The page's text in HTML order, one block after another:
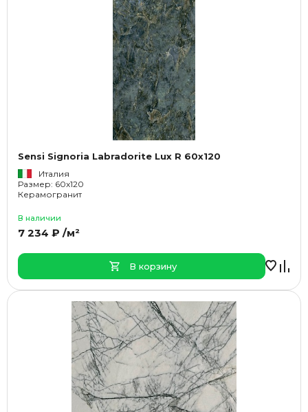
Sensi Signoria Labradorite Lux R 60x120
Италия
Размер: 60x120
Керамогранит
В наличии
7 234 ₽ /м²
В корзину